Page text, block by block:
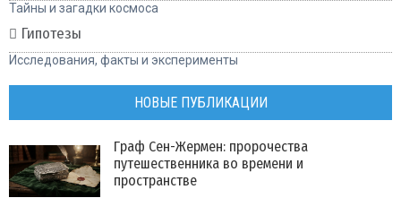
Тайны и загадки космоса
Гипотезы
Исследования, факты и эксперименты
НОВЫЕ ПУБЛИКАЦИИ
Граф Сен-Жермен: пророчества
путешественника во времени и
пространстве